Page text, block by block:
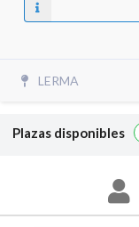
LERMA
Plazas disponibles